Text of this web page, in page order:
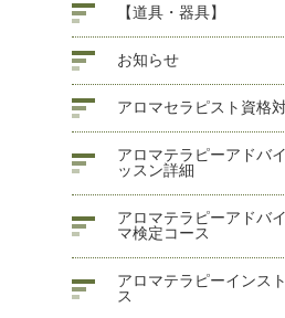
【道具・器具】
お知らせ
アロマセラピスト資格
アロマテラピーアドバ
ッスン詳細
アロマテラピーアドバ
マ検定コース
アロマテラピーインス
ス